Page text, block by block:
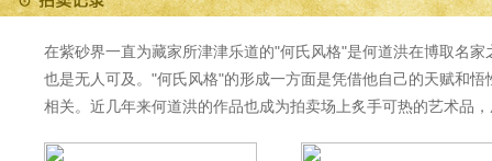
在紫砂界一直为藏家所津津乐道的"何氏风格"是何道洪在博取名
也是无人可及。"何氏风格"的形成一方面是凭借他自己的天赋和
相关。近几年来何道洪的作品也成为拍卖场上炙手可热的艺术品